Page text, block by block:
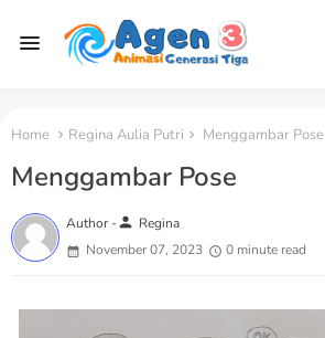
Home Regina Aulia Putri Menggambar Pose
Menggambar Pose
Author -person Regina
November 07, 2023
0 minute read